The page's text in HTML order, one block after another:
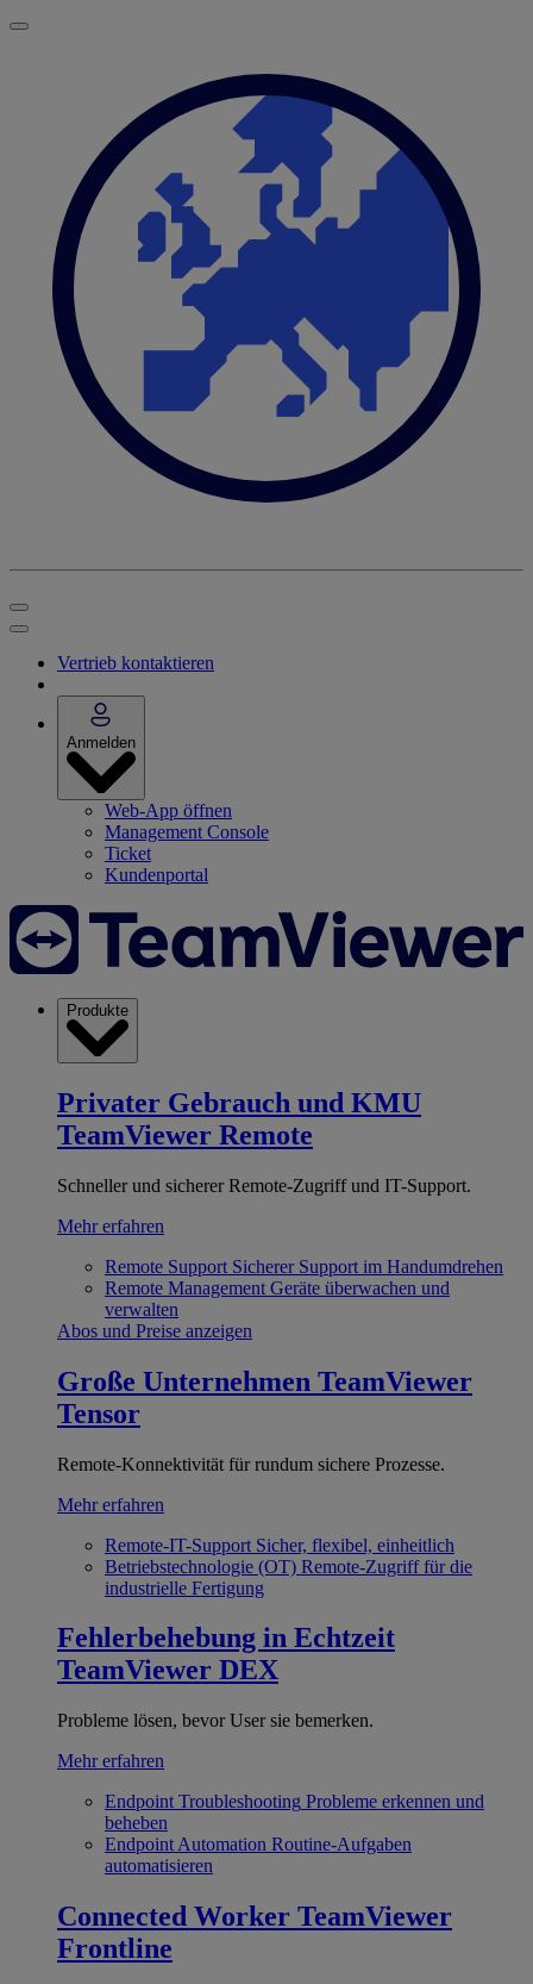
Vertrieb kontaktieren
Anmelden
Web-App öffnen
Management Console
Ticket
Kundenportal
Produkte
Privater Gebrauch und KMU
TeamViewer Remote
Schneller und sicherer Remote-Zugriff und IT-Support.
Mehr erfahren
Remote Support Sicherer Support im Handumdrehen
Remote Management Geräte überwachen und
verwalten
Abos und Preise anzeigen
Große Unternehmen TeamViewer
Tensor
Remote-Konnektivität für rundum sichere Prozesse.
Mehr erfahren
Remote-IT-Support Sicher, flexibel, einheitlich
Betriebstechnologie (OT) Remote-Zugriff für die
industrielle Fertigung
Fehlerbehebung in Echtzeit
TeamViewer DEX
Probleme lösen, bevor User sie bemerken.
Mehr erfahren
Endpoint Troubleshooting Probleme erkennen und
beheben
Endpoint Automation Routine-Aufgaben
automatisieren
Connected Worker TeamViewer
Frontline